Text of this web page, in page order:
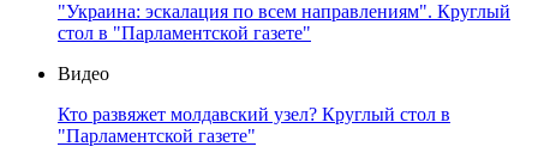
"Украина: эскалация по всем направлениям". Круглый
стол в "Парламентской газете"
Видео
Кто развяжет молдавский узел? Круглый стол в
"Парламентской газете"